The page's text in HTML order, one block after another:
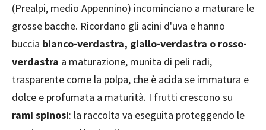
(Prealpi, medio Appennino) incominciano a maturare le
grosse bacche. Ricordano gli acini d'uva e hanno
buccia bianco-verdastra, giallo-verdastra o rosso-
verdastra a maturazione, munita di peli radi,
trasparente come la polpa, che è acida se immatura e
dolce e profumata a maturità. I frutti crescono su
rami spinosi: la raccolta va eseguita proteggendo le